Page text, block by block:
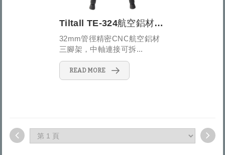
Tiltall TE-324航空鋁材反折式四節三腳架
32mm管徑精密CNC航空鋁材
三腳架，中軸連接可拆...
READ MORE